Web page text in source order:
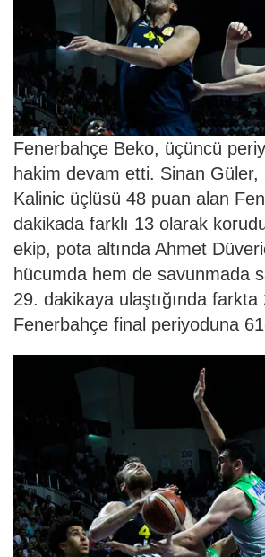
Fenerbahçe Beko, üçüncü
hakim devam etti. Sinan Güler,
Kalinic üçlüsü 48 puan alan
dakikada farklı 13 olarak
ekip, pota altında Ahmet
hücumda hem de savunmada
29. dakikaya ulaştığında farkta
Fenerbahçe final periyoduna